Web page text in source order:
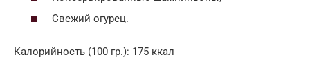
Свежий огурец.
Калорийность (100 гр.): 175 ккал